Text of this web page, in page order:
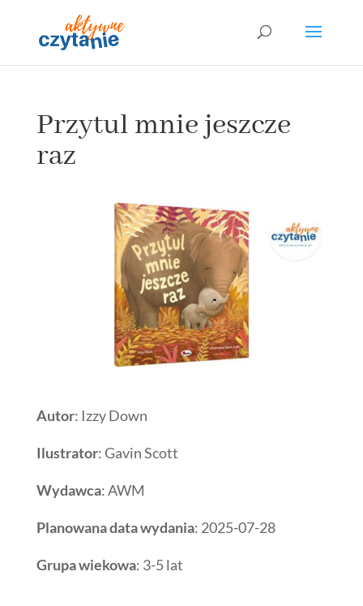
Przytul mnie jeszcze
raz
Autor: Izzy Down
Ilustrator: Gavin Scott
Wydawca: AWM
Planowana data wydania: 2025-07-28
Grupa wiekowa: 3-5 lat